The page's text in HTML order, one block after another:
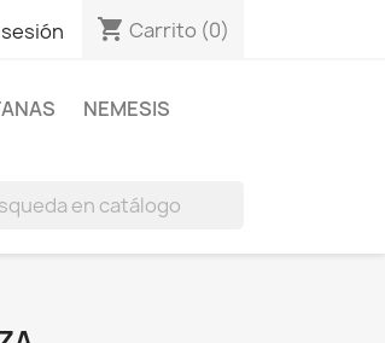
shopping_cart Carrito (0)
NEMESIS